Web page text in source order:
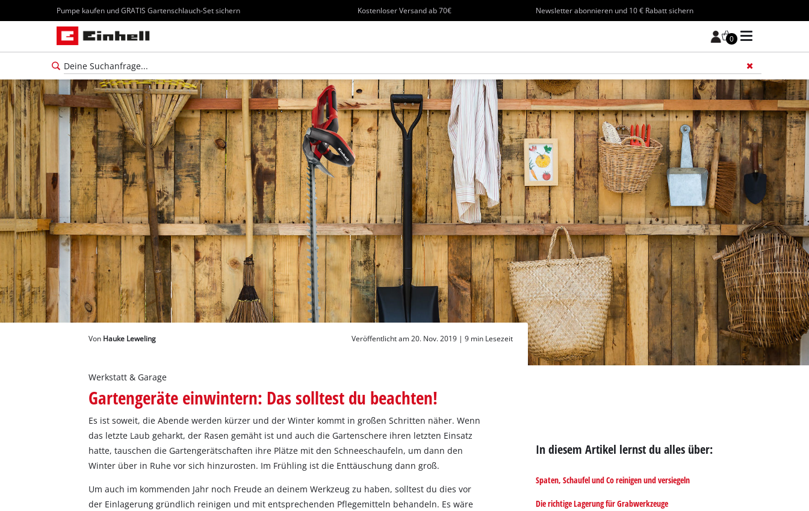
Pumpe kaufen und GRATIS Gartenschlauch-Set sichern Kostenloser Versand ab 70€ Newsletter abonnieren und 10 € Rabatt sichern
0
Füge
Deutsch
DEDeutsch
English
Von Hauke Leweling Veröffentlicht am 20. Nov. 2019 | 9 min Lesezeit
Werkstatt & Garage
Gartengeräte einwintern: Das solltest du beachten!
Es ist soweit, die Abende werden kürzer und der Winter kommt in großen Schritten näher. Wenn
das letzte Laub geharkt, der Rasen gemäht ist und auch die Gartenschere ihren letzten Einsatz
hatte, tauschen die Gartengerätschaften ihre Plätze mit den Schneeschaufeln, um dann den
Winter über in Ruhe vor sich hinzurosten. Im Frühling ist die Enttäuschung dann groß.
Um auch im kommenden Jahr noch Freude an deinem Werkzeug zu haben, solltest du dies vor
der Einlagerung gründlich reinigen und mit entsprechenden Pflegemitteln behandeln. Es wäre
In diesem Artikel lernst du alles über:
Spaten, Schaufel und Co reinigen und versiegeln
Die richtige Lagerung für Grabwerkzeuge